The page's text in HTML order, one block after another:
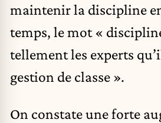
maintenir la discipline
temps, le mot «
tellement les experts
gestion de classe ».
On constate une forte